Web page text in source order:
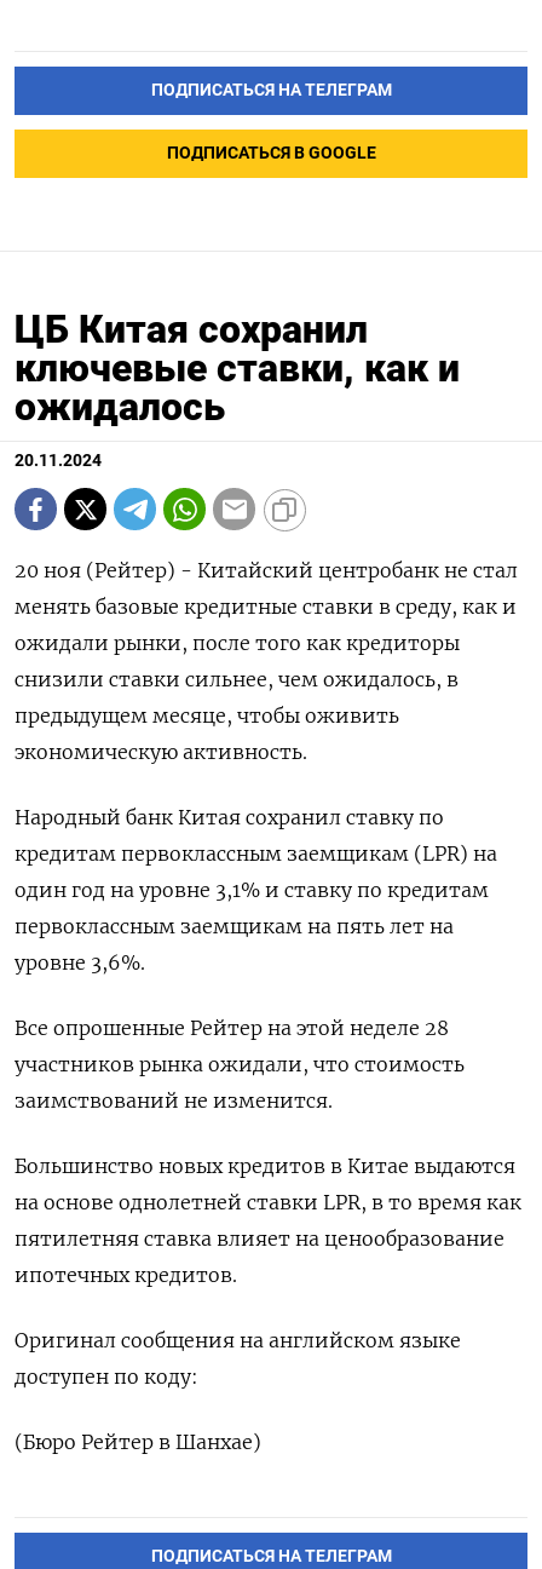
ПОДПИСАТЬСЯ НА ТЕЛЕГРАМ
ПОДПИСАТЬСЯ В GOOGLE
ЦБ Китая сохранил
ключевые ставки, как и
ожидалось
20.11.2024
20 ноя (Рейтер) - Китайский центробанк не стал
менять базовые кредитные ставки в среду, как и
ожидали рынки, после того как кредиторы
снизили ставки сильнее, чем ожидалось, в
предыдущем месяце, чтобы оживить
экономическую активность.
Народный банк Китая сохранил ставку по
кредитам первоклассным заемщикам (LPR) на
один год на уровне 3,1% и ставку по кредитам
первоклассным заемщикам на пять лет на
уровне 3,6%.
Все опрошенные Рейтер на этой неделе 28
участников рынка ожидали, что стоимость
заимствований не изменится.
Большинство новых кредитов в Китае выдаются
на основе однолетней ставки LPR, в то время как
пятилетняя ставка влияет на ценообразование
ипотечных кредитов.
Оригинал сообщения на английском языке
доступен по коду:
(Бюро Рейтер в Шанхае)
ПОДПИСАТЬСЯ НА ТЕЛЕГРАМ